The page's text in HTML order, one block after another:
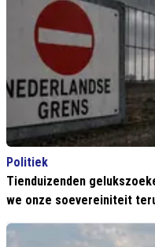
Politiek
Tienduizenden
we onze soevereiniteit